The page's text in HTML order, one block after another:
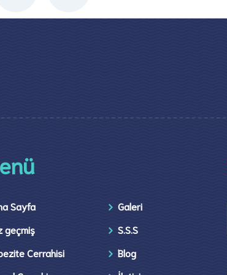
Sayfa
geçmiş
Cerrahisi
Galeri
S.S.S
Blog